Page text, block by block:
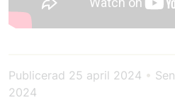
Publicerad 25 april 2024 •
2024